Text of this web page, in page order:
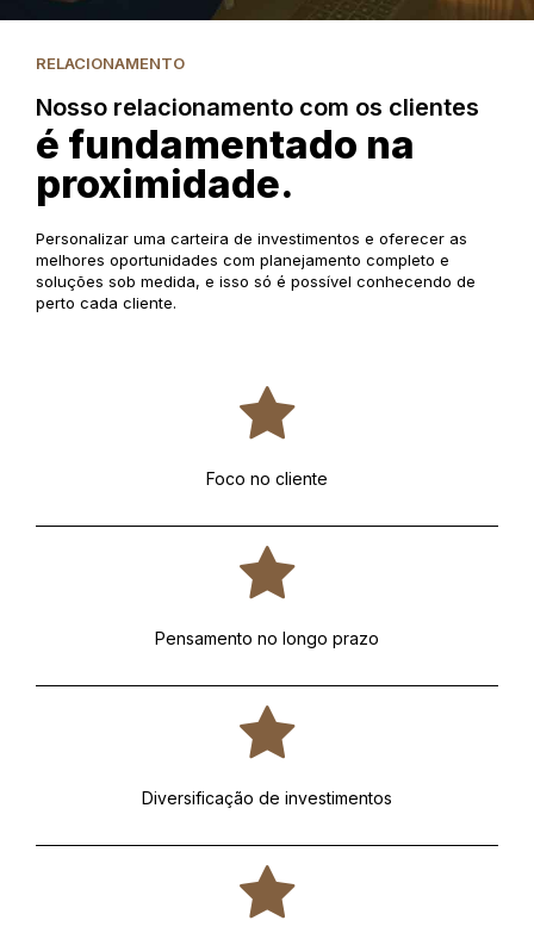
RELACIONAMENTO
Nosso relacionamento com os clientes
é fundamentado na
proximidade.
Personalizar uma carteira de investimentos e oferecer as
melhores oportunidades com planejamento completo e
soluções sob medida, e isso só é possível conhecendo de
perto cada cliente.
Foco no cliente
Pensamento no longo prazo
Diversificação de investimentos